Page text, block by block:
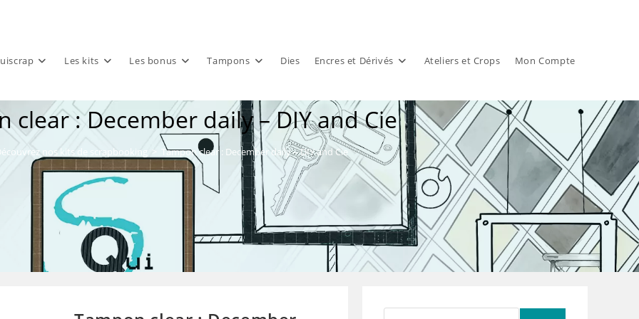
Les kits Les bonus Tampons Dies Encres et Dérivés Ateliers et Crops Mon Compte
clear : December daily – DIY and Cie
nos kits de scrapbooking > Tampon clear : December daily – DIY and Cie